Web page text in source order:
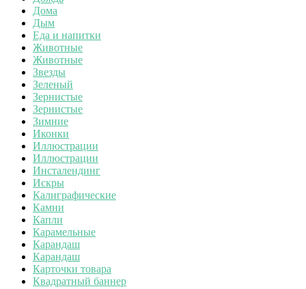
Дома
Дым
Еда и напитки
Животные
Животные
Звезды
Зеленый
Зернистые
Зернистые
Зимние
Иконки
Иллюстрации
Иллюстрации
Инсталендинг
Искры
Калиграфические
Камни
Капли
Карамельные
Карандаш
Карандаш
Карточки товара
Квадратный баннер